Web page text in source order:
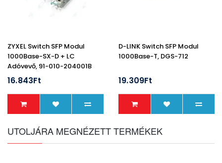
ZYXEL Switch SFP Modul
1000Base-SX-D + LC
Adóvevő, 91-010-204001B
16.843Ft
D-LINK Switch SFP Modul
1000Base-T, DGS-712
19.309Ft
UTOLJÁRA MEGNÉZETT TERMÉKEK